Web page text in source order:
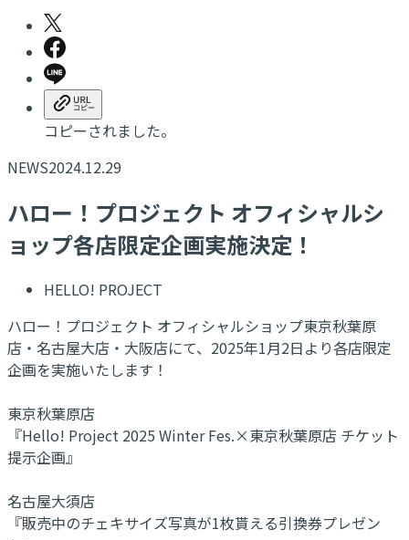
コピーされました。
NEWS2024.12.29
ハロー！プロジェクト オフィシャルシ
ョップ各店限定企画実施決定！
HELLO! PROJECT
ハロー！プロジェクト オフィシャルショップ東京秋葉原
店・名古屋大店・大阪店にて、2025年1月2日より各店限定
企画を実施いたします！
東京秋葉原店
『Hello! Project 2025 Winter Fes.×東京秋葉原店 チケット
提示企画』
名古屋大須店
『販売中のチェキサイズ写真が1枚貰える引換券プレゼン